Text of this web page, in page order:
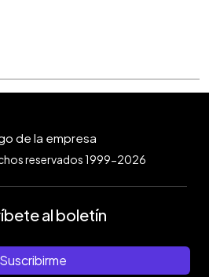
reservados 1999-2026
al boletín
Suscribirme